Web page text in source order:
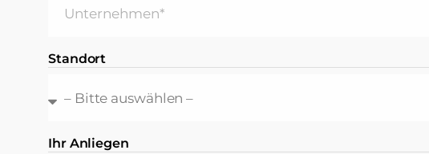
Standort
Ihr Anliegen